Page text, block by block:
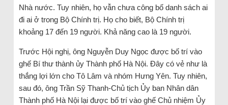
Nhà nước. Tuy nhiên, họ vẫn chưa công bố danh sách ai
đi ai ở trong Bộ Chính trị. Họ cho biết, Bộ Chính trị
khoảng 17 đến 19 người. Khả năng cao là 19 người.
Trước Hội nghị, ông Nguyễn Duy Ngọc được bố trí vào
ghế Bí thư thành ủy Thành phố Hà Nội. Đây có vẻ như là
thắng lợi lớn cho Tô Lâm và nhóm Hưng Yên. Tuy nhiên,
sau đó, ông Trần Sỹ Thanh-Chủ tịch Ủy ban Nhân dân
Thành phố Hà Nội lại được bố trí vào ghế Chủ nhiệm Ủy